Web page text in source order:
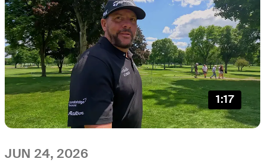
1:17
JUN 24, 2026